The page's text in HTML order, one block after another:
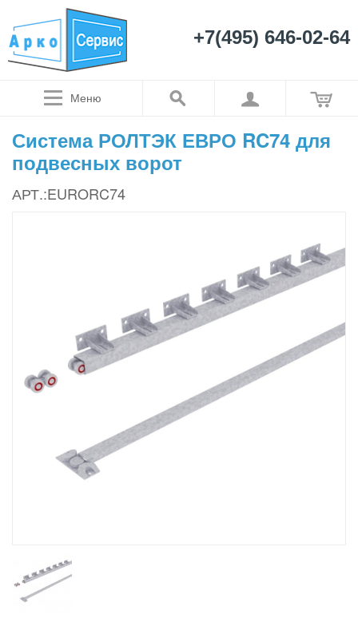
+7(495) 646-02-64
Меню
Система РОЛТЭК ЕВРО RC74 для
подвесных ворот
АРТ.:EURORC74